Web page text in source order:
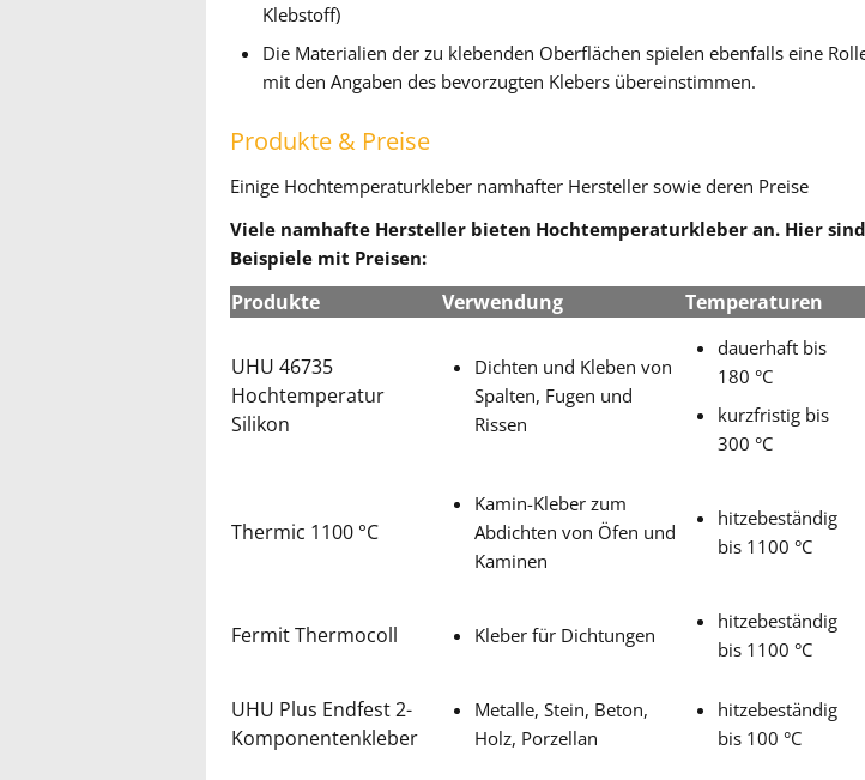
Klebstoff)
Die Materialien der zu klebenden Oberflächen spielen ebenfalls eine
mit den Angaben des bevorzugten Klebers übereinstimmen.
Produkte & Preise
Einige Hochtemperaturkleber namhafter Hersteller sowie deren Preise
Viele namhafte Hersteller bieten Hochtemperaturkleber an. Hier
Beispiele mit Preisen:
Produkte Verwendung Temperaturen
UHU 46735
Hochtemperatur
Silikon
Dichten und Kleben von
Spalten, Fugen und
Rissen
dauerhaft bis
180 °C
kurzfristig bis
300 °C
Thermic 1100 °C
Kamin-Kleber zum
Abdichten von Öfen und
Kaminen
hitzebeständig
bis 1100 °C
Fermit Thermocoll Kleber für Dichtungen
hitzebeständig
bis 1100 °C
UHU Plus Endfest 2-
Komponentenkleber
Metalle, Stein, Beton,
Holz, Porzellan
hitzebeständig
bis 100 °C